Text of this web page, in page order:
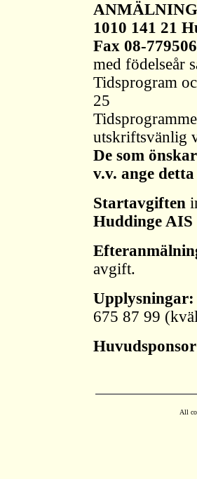
1010 141 21
Fax 08-
med födelseår
Tidsprogram
25
utskriftsvänlig
De som
v.v. ange
Startavgiften
Huddinge AIS
avgift.
Upplysningar:
675 87 99
All